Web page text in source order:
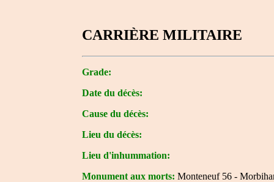
CARRIÈRE MILITAIRE
Grade:
Date du décès:
Cause du décès:
Lieu du décès:
Lieu d'inhummation:
Monument aux morts: Monteneuf 56 -